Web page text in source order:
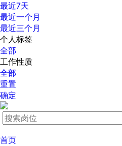
最近7天
最近一个月
最近三个月
个人标签
全部
工作性质
全部
重置
确定
首页